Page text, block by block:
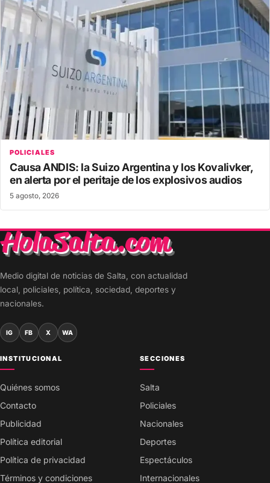
POLICIALES
Causa ANDIS: la Suizo Argentina y los Kovalivker,
en alerta por el peritaje de los explosivos audios
5 agosto, 2026
Medio digital de noticias de Salta, con actualidad
local, policiales, política, sociedad, deportes y
nacionales.
IG FB X WA
INSTITUCIONAL
Quiénes somos
Contacto
Publicidad
Política editorial
Política de privacidad
Términos y condiciones
SECCIONES
Salta
Policiales
Nacionales
Deportes
Espectáculos
Internacionales